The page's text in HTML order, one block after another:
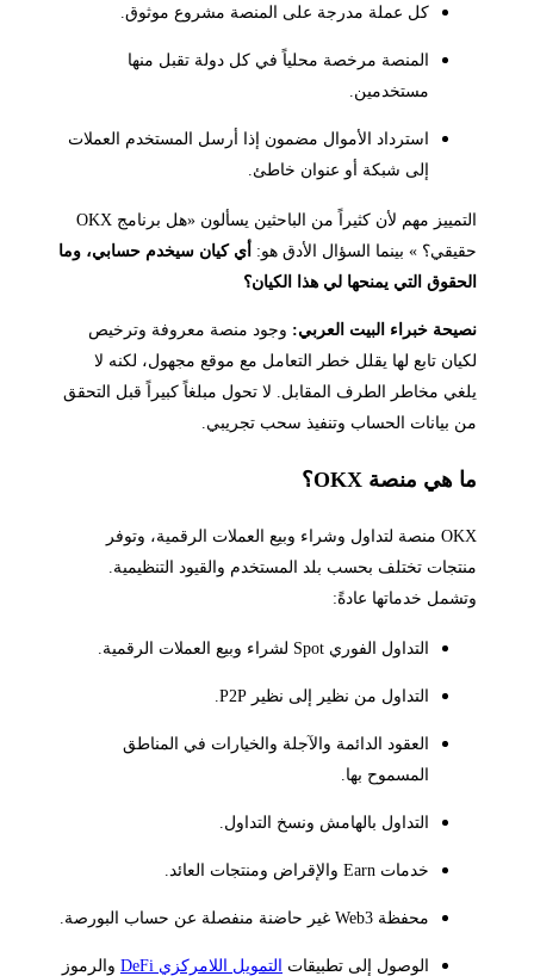
كل عملة مدرجة على المنصة مشروع موثوق.
المنصة مرخصة محلياً في كل دولة تقبل منها
مستخدمين.
استرداد الأموال مضمون إذا أرسل المستخدم العملات
إلى شبكة أو عنوان خاطئ.
التمييز مهم لأن كثيراً من الباحثين يسألون «هل برنامج OKX
حقيقي؟ » بينما السؤال الأدق هو: أي كيان سيخدم حسابي، وما
الحقوق التي يمنحها لي هذا الكيان؟
نصيحة خبراء البيت العربي: وجود منصة معروفة وترخيص
لكيان تابع لها يقلل خطر التعامل مع موقع مجهول، لكنه لا
يلغي مخاطر الطرف المقابل. لا تحول مبلغاً كبيراً قبل التحقق
من بيانات الحساب وتنفيذ سحب تجريبي.
ما هي منصة OKX؟
OKX منصة لتداول وشراء وبيع العملات الرقمية، وتوفر
منتجات تختلف بحسب بلد المستخدم والقيود التنظيمية.
وتشمل خدماتها عادةً:
التداول الفوري Spot لشراء وبيع العملات الرقمية.
التداول من نظير إلى نظير P2P.
العقود الدائمة والآجلة والخيارات في المناطق
المسموح بها.
التداول بالهامش ونسخ التداول.
خدمات Earn والإقراض ومنتجات العائد.
محفظة Web3 غير حاضنة منفصلة عن حساب البورصة.
الوصول إلى تطبيقات التمويل اللامركزي DeFi
والرموز